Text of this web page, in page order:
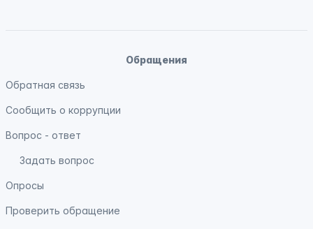
Обращения
Обратная связь
Сообщить о коррупции
Вопрос - ответ
Задать вопрос
Опросы
Проверить обращение